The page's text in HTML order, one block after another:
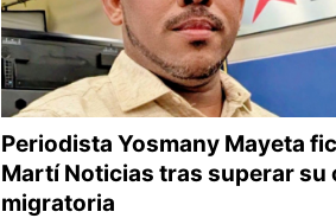
Periodista Yosmany Mayeta
Martí Noticias tras superar su
migratoria